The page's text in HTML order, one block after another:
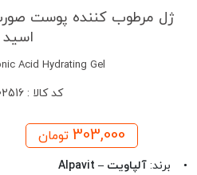
ژل مرطوب کننده پوست
اسید
Acid Hydrating Gel
کد کالا : 30302516
303,000 تومان
• برند: آلپاویت – Alpavit